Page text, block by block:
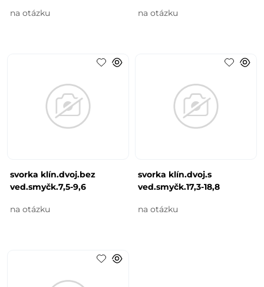
na otázku na otázku
svorka klín.dvoj.bez
ved.smyčk.7,5-9,6
na otázku
svorka klín.dvoj.s
ved.smyčk.17,3-18,8
na otázku